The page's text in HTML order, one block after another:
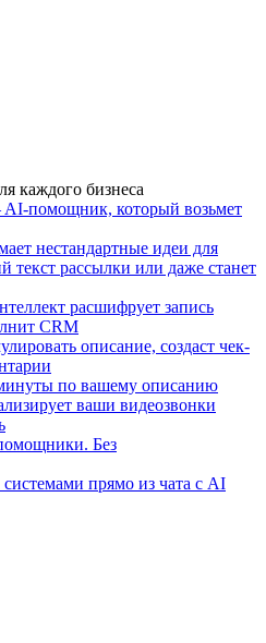
каждого бизнеса
помощник, который возьмет
нестандартные идеи для
рассылки или даже станет
расшифрует запись
CRM
описание, создаст чек-
минуты по вашему описанию
ваши видеозвонки
Без
прямо из чата с AI